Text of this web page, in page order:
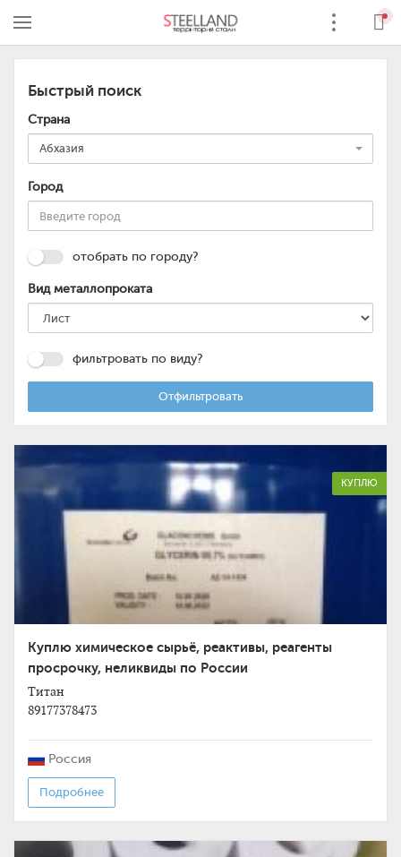
Быстрый поиск
Страна
Абхазия
Город
отобрать по городу?
Вид металлопроката
фильтровать по виду?
Отфильтровать
КУПЛЮ
Куплю химическое сырьё, реактивы, реагенты
просрочку, неликвиды по России
Титан
89177378473
Россия
Подробнее